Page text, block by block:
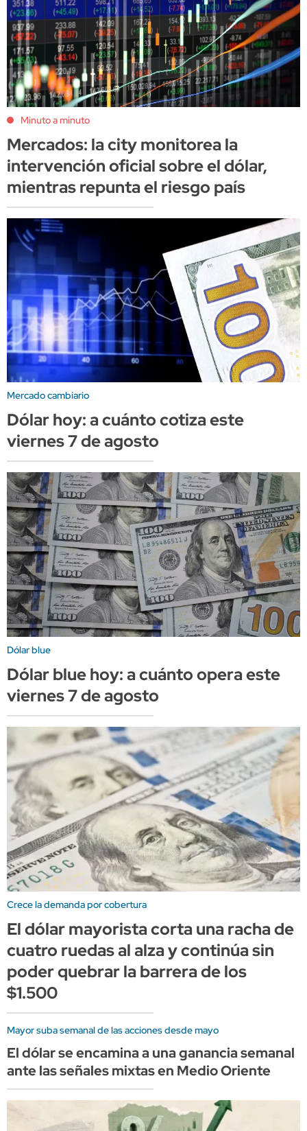
Minuto a minuto
Mercados: la city monitorea la
intervención oficial sobre el dólar,
mientras repunta el riesgo país
Mercado cambiario
Dólar hoy: a cuánto cotiza este
viernes 7 de agosto
Dólar blue
Dólar blue hoy: a cuánto opera este
viernes 7 de agosto
Crece la demanda por cobertura
El dólar mayorista corta una racha de
cuatro ruedas al alza y continúa sin
poder quebrar la barrera de los
$1.500
Mayor suba semanal de las acciones desde mayo
El dólar se encamina a una ganancia semanal
ante las señales mixtas en Medio Oriente